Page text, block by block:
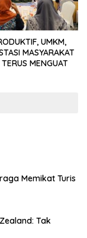
UMKM,
MASYARAKAT
MENGUAT
Memikat Turis
Tak